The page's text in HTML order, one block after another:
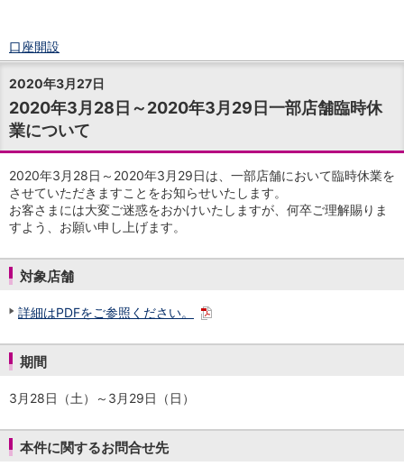
口座開設
ログイン
チャット
メニュー
商品・サービス
預金
円預金TOP
普通預金
定期預金
積立式定期預金
外貨普通預金
外貨定期預金
外貨普通預金積立
投資信託
証券口座開設
投信つみたて
金銭信託
金銭信託のしくみ
2020年3月27日
2020年3月28日～2020年3月29日一部店舗臨時休
業について
2020年3月28日～2020年3月29日は、一部店舗において臨時休業を
させていただきますことをお知らせいたします。
お客さまには大変ご迷惑をおかけいたしますが、何卒ご理解賜りま
すよう、お願い申し上げます。
対象店舗
詳細はPDFをご参照ください。
期間
3月28日（土）～3月29日（日）
本件に関するお問合せ先